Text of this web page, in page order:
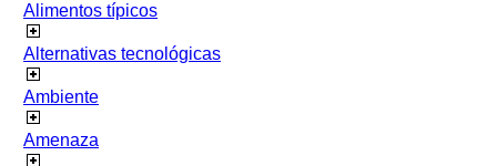
Alimentos típicos
Alternativas tecnológicas
Ambiente
Amenaza